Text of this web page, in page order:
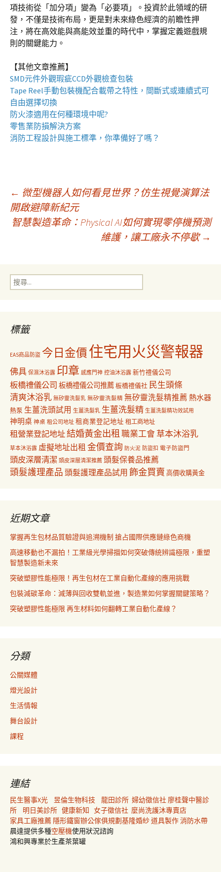
項技術從「加分項」變為「必要項」。投資於此領域的研
發，不僅是技術布局，更是對未來綠色經濟的前瞻性押
注，將在高效能與高能效並重的時代中，掌握定義遊戲規
則的關鍵能力。
【其他文章推薦】
SMD元件外觀瑕疵CCD外觀檢查包裝
Tape Reel手動包裝機配合載帶之特性，間斷式或連續式可
自由選擇切換
防火漆適用在何種環境中呢?
零售業防損解決方案
消防工程設計與施工標準，你準備好了嗎？
文
章
覽
← 微型機器人如何看見世界？仿生視覺演算法
開啟避障新紀元
智慧製造革命：Physical AI如何實現零停機預測
維護，讓工廠永不停歇 →
搜
尋
標籤
EAS商品防盜 今日金價住宅用火災警報器
佛具 保濕沐浴露 印章 感應門神 控油沐浴露 新竹禮儀公司
板橋禮儀公司 板橋禮儀公司推薦板橋禮儀社 民生頭條
清爽沐浴乳 無矽靈洗髮乳 無矽靈洗髮精 無矽靈洗髮精推薦 熱水器
熱泵 生薑洗頭試用 生薑洗髮乳 生薑洗髮精 生薑洗髮精功效試用
神明桌 神桌 租公司地址 租商業登記地址 租工商地址
租營業登記地址結婚黃金出租職業工會草本沐浴乳
草本沐浴露 虛擬地址出租 金價查詢 防火泥 防盜扣 電子防盜門
頭皮深層清潔 頭皮深層清潔推薦 頭髮保養品推薦
頭髮護理產品 頭髮護理產品試用 飾金買賣 高價收購黃金
近期文章
掌握再生包材品質驗證與追溯機制 搶占國際供應鏈綠色商機
高速移動也不漏拍！工業級光學掃描如何突破傳統辨識極限，重塑
智慧製造新未來
突破塑膠性能極限！再生包材在工業自動化產線的應用挑戰
包裝減碳革命：減薄與回收雙軌並進，製造業如何掌握關鍵策略？
突破塑膠性能極限 再生材料如何翻轉工業自動化產線？
分類
公關媒體
燈光設計
生活情報
舞台設計
課程
連結
民生醫事X光 昱倫生物科技 龍田診所 婦幼徵信社 廖桂聲中醫診
所
明日美診所 健康新知 女子徵信社 麼尚洗護沐專賣店
家具工廠推薦 隱形鐵窗辦公傢俱規劃基隆婚紗道具製作消防水帶
晨達提供多種空壓機使用狀況諮詢
鴻和興專業於生產茶葉罐